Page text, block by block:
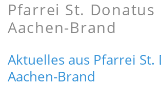
Pfarrei St. Donatus
Aachen-Brand
Aktuelles aus Pfarrei St.
Aachen-Brand